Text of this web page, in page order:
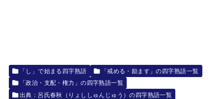
「し」で始まる四字熟語
「戒める・励ます」の四字熟語一覧
「政治・支配・権力」の四字熟語一覧
出典：呂氏春秋（りょししゅんじゅう）の四字熟語一覧